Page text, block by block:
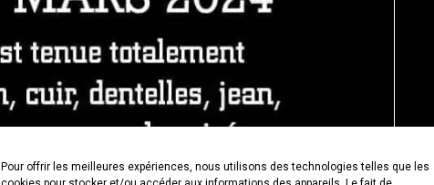
Pour offrir les meilleures expériences, nous utilisons des technologies telles que les